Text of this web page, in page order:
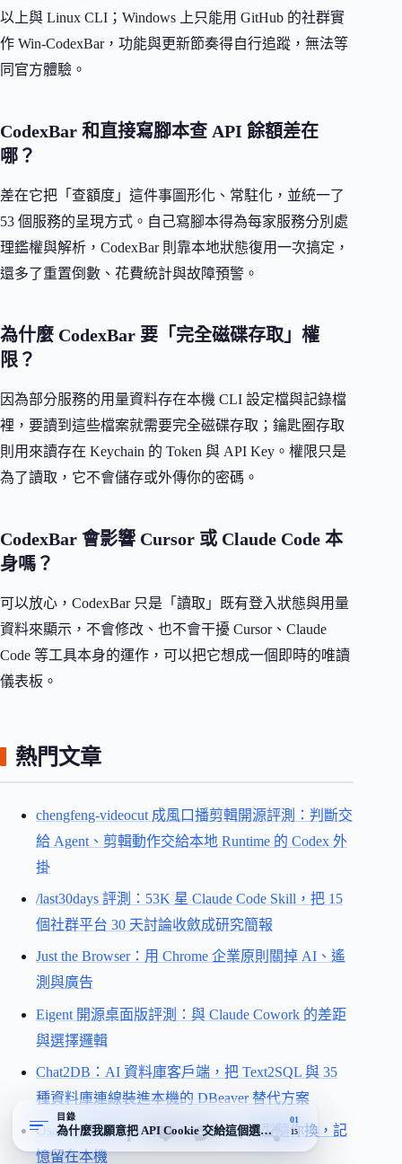
以上與 Linux CLI；Windows 上只能用 GitHub 的社群實
作 Win-CodexBar，功能與更新節奏得自行追蹤，無法等
同官方體驗。
CodexBar 和直接寫腳本查 API 餘額差在
哪？
差在它把「查額度」這件事圖形化、常駐化，並統一了
53 個服務的呈現方式。自己寫腳本得為每家服務分別處
理鑑權與解析，CodexBar 則靠本地狀態復用一次搞定，
還多了重置倒數、花費統計與故障預警。
為什麼 CodexBar 要「完全磁碟存取」權
限？
因為部分服務的用量資料存在本機 CLI 設定檔與記錄檔
裡，要讀到這些檔案就需要完全磁碟存取；鑰匙圈存取
則用來讀存在 Keychain 的 Token 與 API Key。權限只是
為了讀取，它不會儲存或外傳你的密碼。
CodexBar 會影響 Cursor 或 Claude Code 本
身嗎？
可以放心，CodexBar 只是「讀取」既有登入狀態與用量
資料來顯示，不會修改、也不會干擾 Cursor、Claude
Code 等工具本身的運作，可以把它想成一個即時的唯讀
儀表板。
熱門文章
chengfeng-videocut 成風口播剪輯開源評測：判斷交
給 Agent、剪輯動作交給本地 Runtime 的 Codex 外
掛
/last30days 評測：53K 星 Claude Code Skill，把 15
個社群平台 30 天討論收斂成研究簡報
Just the Browser：用 Chrome 企業原則關掉 AI、遙
測與廣告
Eigent 開源桌面版評測：與 Claude Cowork 的差距
與選擇邏輯
Chat2DB：AI 資料庫客戶端，把 Text2SQL 與 35
種資料庫連線裝進本機的 DBeaver 替代方案
Osaurus 開源 Mac 本地 AI Agent：模型隨你換，記
憶留在本機
目錄
為什麼我願意把 API Cookie 交給這個選單列小工具
01
15